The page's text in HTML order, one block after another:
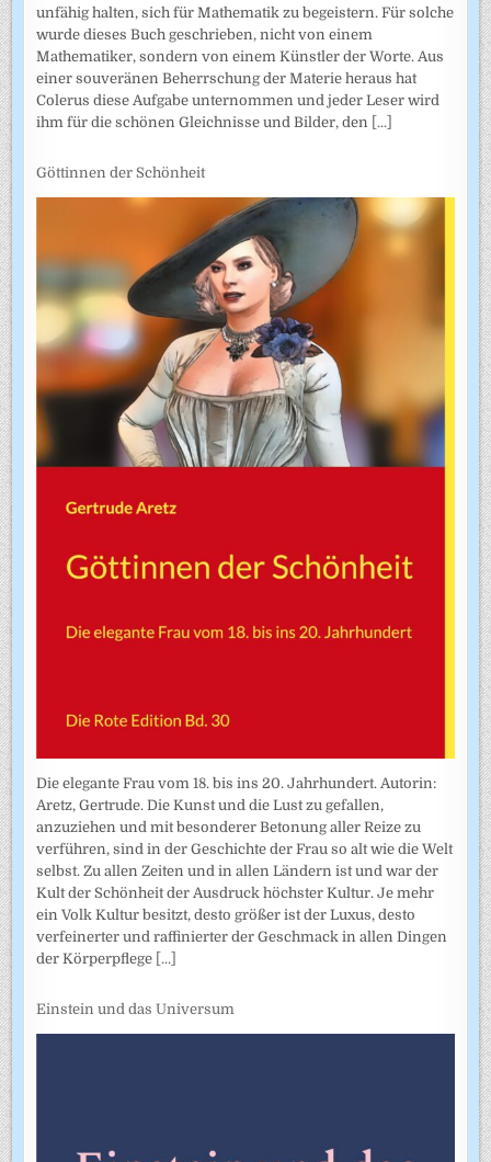
unfähig halten, sich für Mathematik zu begeistern. Für solche
wurde dieses Buch geschrieben, nicht von einem
Mathematiker, sondern von einem Künstler der Worte. Aus
einer souveränen Beherrschung der Materie heraus hat
Colerus diese Aufgabe unternommen und jeder Leser wird
ihm für die schönen Gleichnisse und Bilder, den [...]
Göttinnen der Schönheit
Die elegante Frau vom 18. bis ins 20. Jahrhundert. Autorin:
Aretz, Gertrude. Die Kunst und die Lust zu gefallen,
anzuziehen und mit besonderer Betonung aller Reize zu
verführen, sind in der Geschichte der Frau so alt wie die Welt
selbst. Zu allen Zeiten und in allen Ländern ist und war der
Kult der Schönheit der Ausdruck höchster Kultur. Je mehr
ein Volk Kultur besitzt, desto größer ist der Luxus, desto
verfeinerter und raffinierter der Geschmack in allen Dingen
der Körperpflege [...]
Einstein und das Universum